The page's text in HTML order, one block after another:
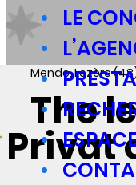
LE
Mende, Lozère
The
Privat